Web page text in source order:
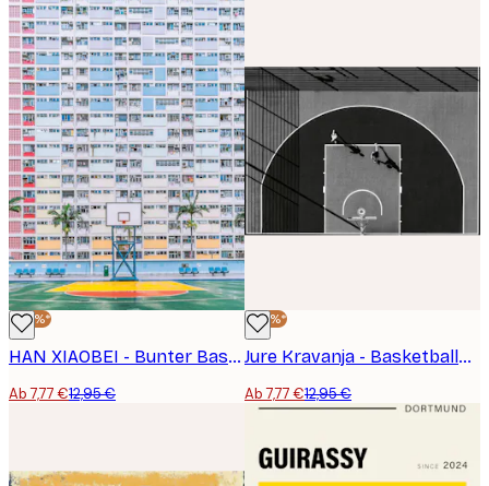
-40%*
HAN XIAOBEI - Bunter Basketballplatz Poster
Ab 7,77 €12,95 €
-40%*
Jure Kravanja - Basketballspiel von oben Poster
Ab 7,77 €12,95 €